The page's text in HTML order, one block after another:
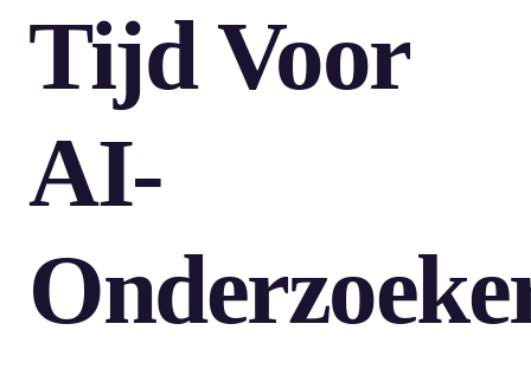
Tijd Voor
AI-